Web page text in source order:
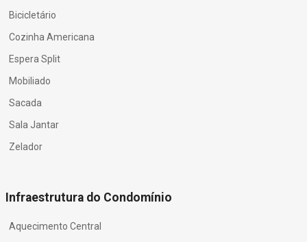
Bicicletário
Cozinha Americana
Espera Split
Mobiliado
Sacada
Sala Jantar
Zelador
Infraestrutura do Condomínio
Aquecimento Central